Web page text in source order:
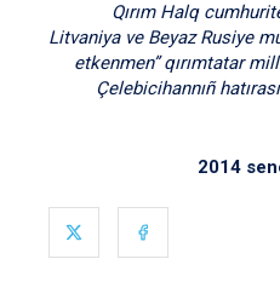
Qırım Halq
Litvaniya ve Beyaz Rusiye
etkenmen” qırımtatar
Çelebicihannıñ
2014